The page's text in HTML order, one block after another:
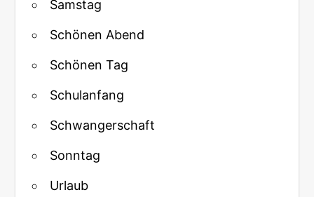
Samstag
Schönen Abend
Schönen Tag
Schulanfang
Schwangerschaft
Sonntag
Urlaub